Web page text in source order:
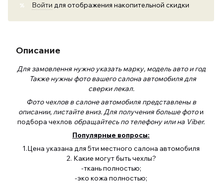
% Войти для отображения накопительной скидки
Описание
Для замовлення нужно указать марку, модель авто и год
Также нужны фото вашего салона автомобиля для
сверки лекал.
Фото чехлов в салоне автомобиля представлены в
описании, листайте вниз. Для получения больше фотои
подбора чехлов обращайтесь по телефону или на Viber.
Популярные вопросы:
1.Цена указана для 5ти местного салона автомобиля
2. Какие могут быть чехлы?
-ткань полностью;
-эко кожа полностью;